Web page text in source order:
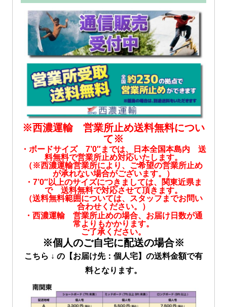
※西濃運輸 営業所止め送料無料につい
て※
・ ボードサイズ 7’0″までは、日本全国本島内 送
料無料で営業所止め対応いたします。
（※西濃運輸営業所により、ご希望の営業所止め
が承れない場合がございます。）
・7’0″以上のサイズにつきましては、関東近県ま
で 送料無料で対応させて頂きます。
（送料無料範囲については、スタッフまでお問い
合わせください。）
・西濃運輸 営業所止めの場合、お届け日数が通
常よりもかかります。
ご了承ください。
※個人のご自宅に配送の場合※
こちら ↓ の【お届け先：個人宅】の送料金額で有
料となります。